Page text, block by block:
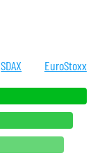
SDAX EuroStoxx